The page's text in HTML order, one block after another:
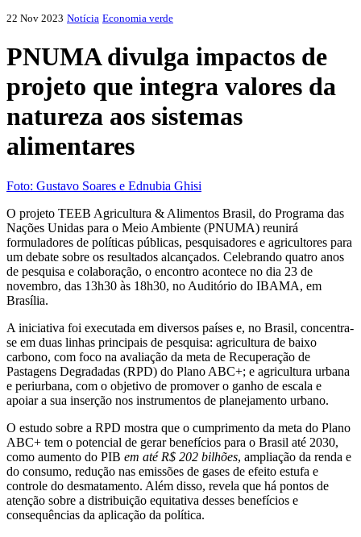
22 Nov 2023 Notícia Economia verde
PNUMA divulga impactos de
projeto que integra valores da
natureza aos sistemas
alimentares
Foto: Gustavo Soares e Ednubia Ghisi
O projeto TEEB Agricultura & Alimentos Brasil, do Programa das
Nações Unidas para o Meio Ambiente (PNUMA) reunirá
formuladores de políticas públicas, pesquisadores e agricultores para
um debate sobre os resultados alcançados. Celebrando quatro anos
de pesquisa e colaboração, o encontro acontece no dia 23 de
novembro, das 13h30 às 18h30, no Auditório do IBAMA, em
Brasília.
A iniciativa foi executada em diversos países e, no Brasil, concentra-
se em duas linhas principais de pesquisa: agricultura de baixo
carbono, com foco na avaliação da meta de Recuperação de
Pastagens Degradadas (RPD) do Plano ABC+; e agricultura urbana
e periurbana, com o objetivo de promover o ganho de escala e
apoiar a sua inserção nos instrumentos de planejamento urbano.
O estudo sobre a RPD mostra que o cumprimento da meta do Plano
ABC+ tem o potencial de gerar benefícios para o Brasil até 2030,
como aumento do PIB em até R$ 202 bilhões, ampliação da renda e
do consumo, redução nas emissões de gases de efeito estufa e
controle do desmatamento. Além disso, revela que há pontos de
atenção sobre a distribuição equitativa desses benefícios e
consequências da aplicação da política.